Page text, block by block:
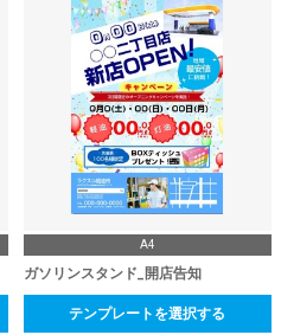
A4
ガソリンスタンド_開店告知
テンプレートを選択する